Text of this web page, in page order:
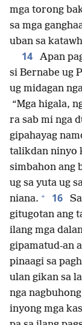
mga torong
sa mga
uban sa
14
Apan
si Bernabe ug
ug midagan
“Mga higala,
ra sab mi nga
gipahayag
talikdan ninyo
simbahon ang
ug sa yuta ug
niana. + 16
gitugotan ang
ilang mga
gipamatud-an
pinaagi sa
ulan gikan sa
nga
inyong mga